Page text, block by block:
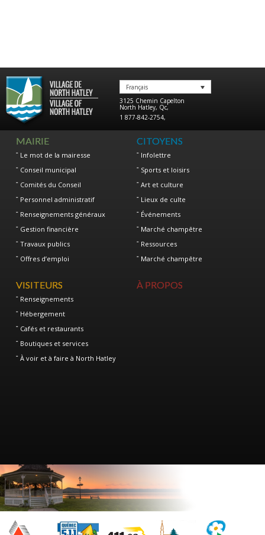
Français
3125 Chemin Capelton
North Hatley, Qc,
1 877-842-2754,
MAIRIE
Le mot de la mairesse
Conseil municipal
Comités du Conseil
Personnel administratif
Renseignements généraux
Gestion financière
Travaux publics
Offres d’emploi
CITOYENS
Infolettre
Sports et loisirs
Art et culture
Lieux de culte
Événements
Marché champêtre
Ressources
Marché champêtre
VISITEURS
Renseignements
Hébergement
Cafés et restaurants
Boutiques et services
À voir et à faire à North Hatley
À PROPOS